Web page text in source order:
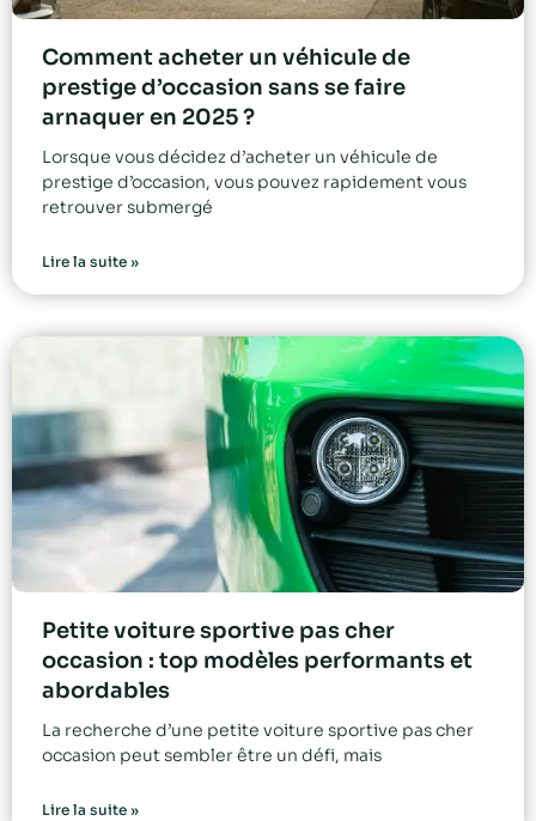
Comment acheter un véhicule de
prestige d’occasion sans se faire
arnaquer en 2025 ?
Lorsque vous décidez d’acheter un véhicule de
prestige d’occasion, vous pouvez rapidement vous
retrouver submergé
Lire la suite »
Petite voiture sportive pas cher
occasion : top modèles performants et
abordables
La recherche d’une petite voiture sportive pas cher
occasion peut sembler être un défi, mais
Lire la suite »